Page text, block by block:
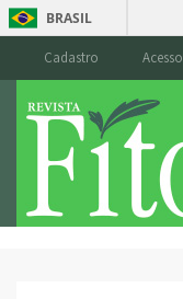
BRASIL
Cadastro Acesso